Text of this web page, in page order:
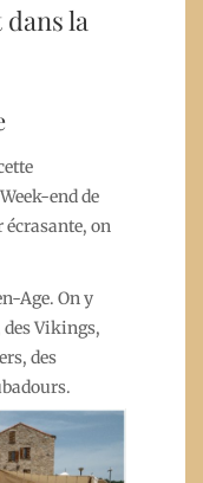
dans la
end de
écrasante, on
Age. On y
des Vikings,
des